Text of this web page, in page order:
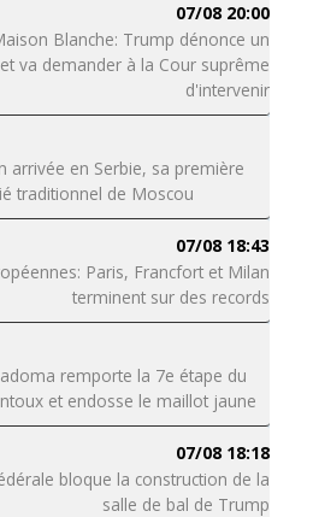
07/08 20:00
Blanche: Trump dénonce un
va demander à la Cour suprême
d'intervenir
arrivée en Serbie, sa première
traditionnel de Moscou
07/08 18:43
Paris, Francfort et Milan
terminent sur des records
remporte la 7e étape du
et endosse le maillot jaune
07/08 18:18
bloque la construction de la
salle de bal de Trump